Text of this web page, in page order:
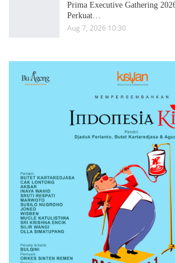
Prima Executive Gathering
Perkuat…
Aug 7, 2026 10:30